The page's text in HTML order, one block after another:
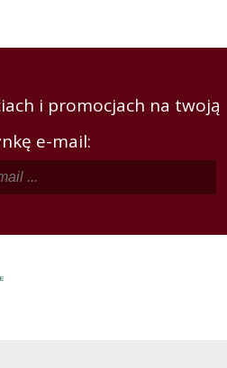
i promocjach na twoją
e-mail: